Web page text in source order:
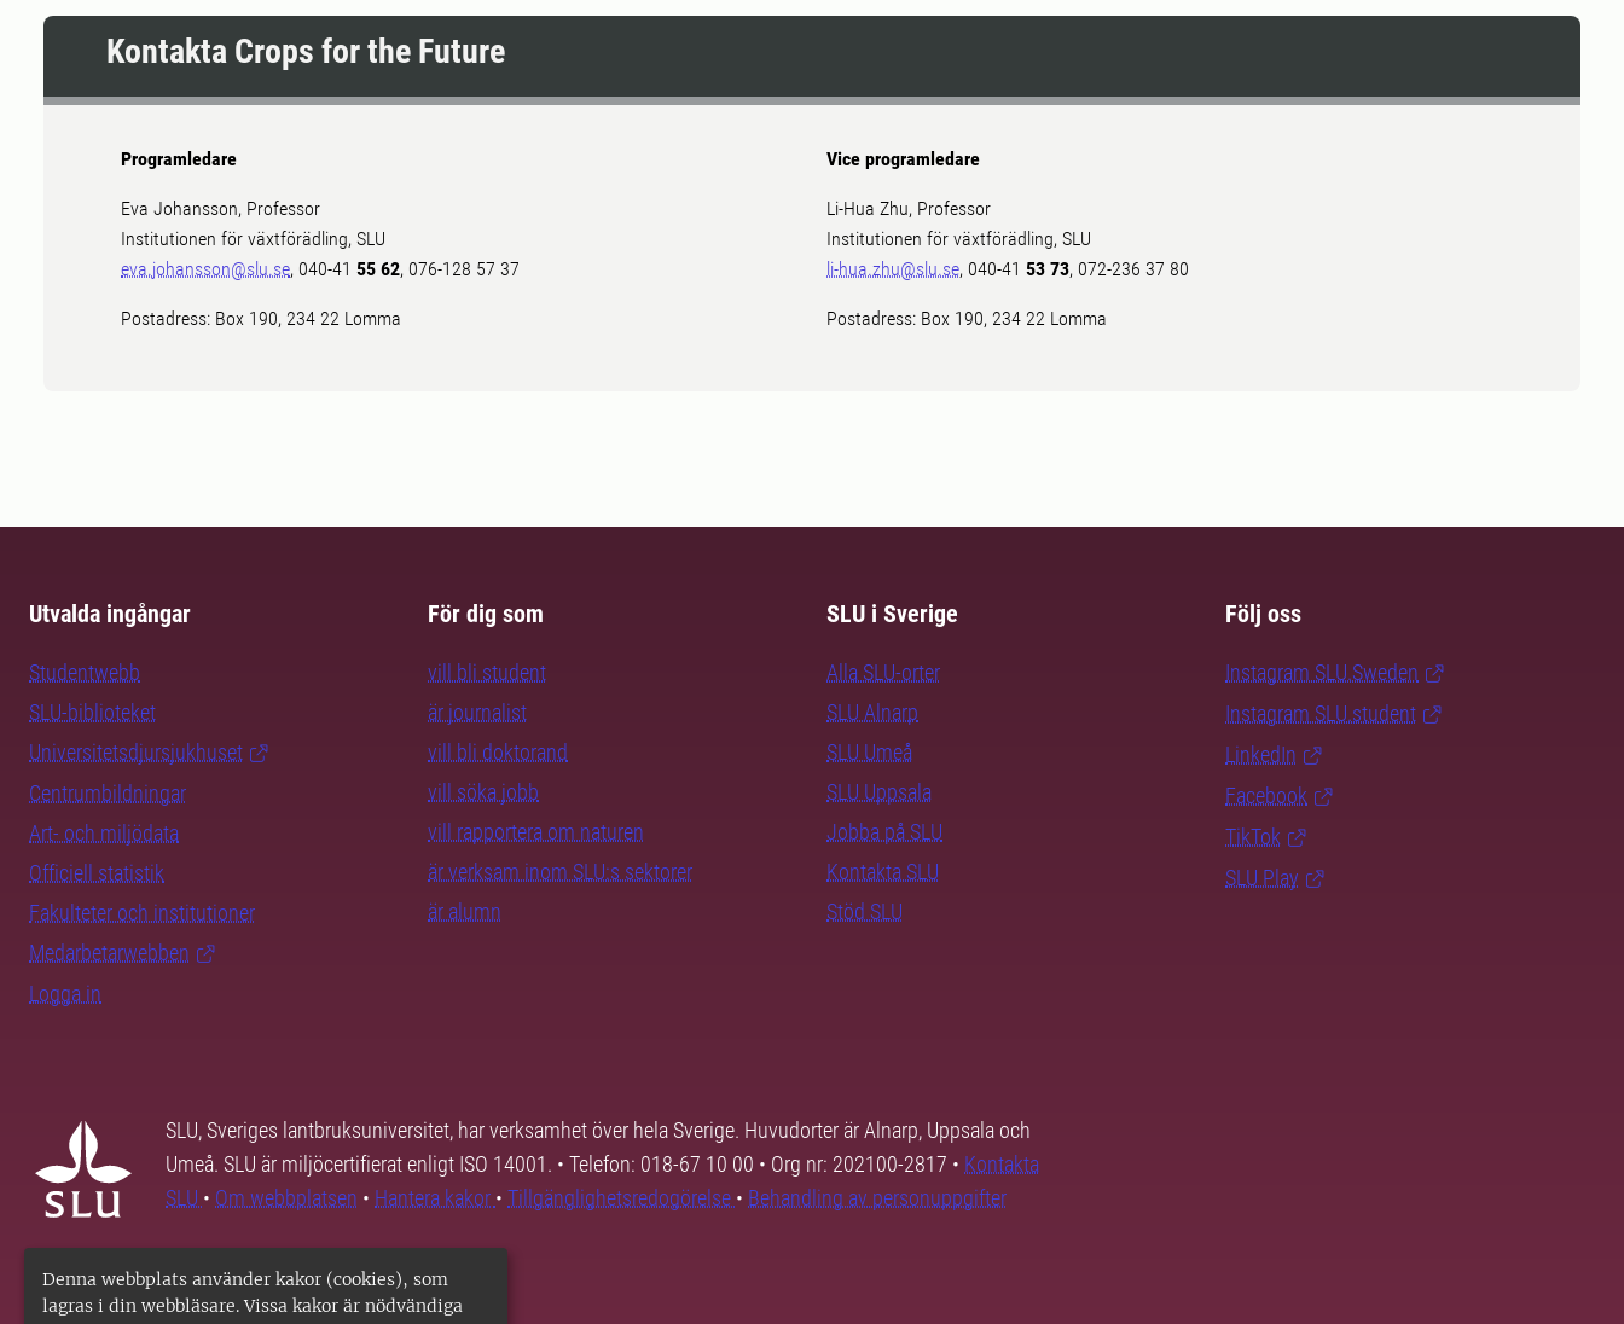
Denna webbplats använder kakor (cookies), som
lagras i din webbläsare. Vissa kakor är nödvändiga
Kontakta Crops for the Future
Programledare
Eva Johansson, Professor
Institutionen för växtförädling, SLU
eva.johansson@slu.se, 040-41 55 62, 076-128 57 37
Postadress: Box 190, 234 22 Lomma
Vice programledare
Li-Hua Zhu, Professor
Institutionen för växtförädling, SLU
li-hua.zhu@slu.se, 040-41 53 73, 072-236 37 80
Postadress: Box 190, 234 22 Lomma
Utvalda ingångar
Studentwebb
SLU-biblioteket
Universitetsdjursjukhuset
Centrumbildningar
Art- och miljödata
Officiell statistik
Fakulteter och institutioner
Medarbetarwebben
Logga in
För dig som
vill bli student
är journalist
vill bli doktorand
vill söka jobb
vill rapportera om naturen
är verksam inom SLU:s sektorer
är alumn
SLU i Sverige
Alla SLU-orter
SLU Alnarp
SLU Umeå
SLU Uppsala
Jobba på SLU
Kontakta SLU
Stöd SLU
Följ oss
Instagram SLU.Sweden
Instagram SLU.student
LinkedIn
Facebook
TikTok
SLU Play
SLU, Sveriges lantbruksuniversitet, har verksamhet över hela Sverige. Huvudorter är Alnarp, Uppsala och
Umeå. SLU är miljöcertifierat enligt ISO 14001. • Telefon: 018-67 10 00 • Org nr: 202100-2817 • Kontakta
SLU • Om webbplatsen • Hantera kakor • Tillgänglighetsredogörelse • Behandling av personuppgifter